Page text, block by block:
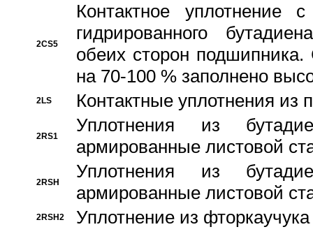
2CS5
Контактное уплотнение
гидрированного
обеих сторон
на 70-100 % заполнено
2LS Контактные уплотнения из
2RS1
Уплотнения из
армированные листовой
2RSH
Уплотнения из
армированные листовой
2RSH2 Уплотнение из